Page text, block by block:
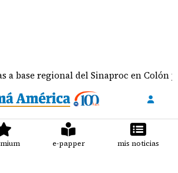
del Sinaproc en Colón y equipos
e-papper mis noticias